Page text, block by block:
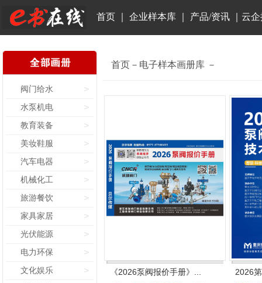
首页 企业样本库 产品/资讯 云
阀门给水 >
水泵机电 >
教育装备 >
美妆鞋服 >
汽车电器 >
机械化工 >
旅游餐饮 >
家具家居 >
光伏能源 >
电力环保 >
文化娱乐 >
首页－电子样本画册库 －
《2026泵阀报价手册》... 2026